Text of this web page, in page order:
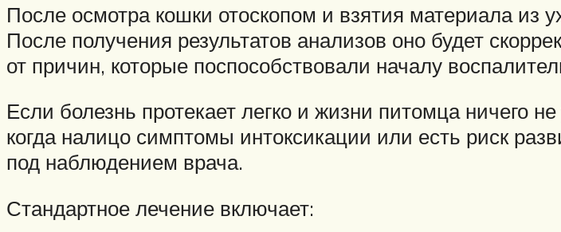
После осмотра кошки отоскопом и взятия материала из
После получения результатов анализов оно будет
от причин, которые поспособствовали началу
Если болезнь протекает легко и жизни питомца ничего
когда налицо симптомы интоксикации или есть риск
под наблюдением врача.
Стандартное лечение включает: